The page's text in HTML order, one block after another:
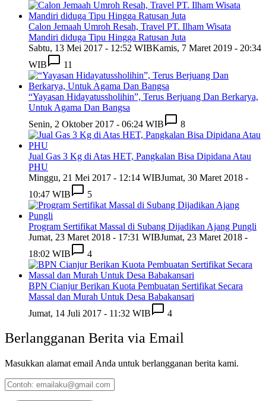
Calon Jemaah Umroh Resah, Travel PT. Ilham Wisata
Mandiri diduga Tipu Hingga Ratusan Juta
Sabtu, 13 Mei 2017 - 12:52 WIBKamis, 7 Maret 2019 - 20:34
WIB
11
“Yayasan Hidayatussholihin”, Terus Berjuang Dan Berkarya,
Untuk Agama Dan Bangsa
Senin, 2 Oktober 2017 - 06:24 WIB
8
Jual Gas 3 Kg di Atas HET, Pangkalan Bisa Dipidana Atau
PHU
Minggu, 21 Mei 2017 - 12:14 WIBJumat, 30 Maret 2018 -
10:47 WIB
5
Program Sertifikat Massal di Subang Dijadikan Ajang Pungli
Jumat, 23 Maret 2018 - 17:31 WIBJumat, 23 Maret 2018 -
18:02 WIB
4
BPN Cianjur Berikan Kuota Pembuatan Sertifikat Secara
Massal dan Murah Untuk Desa Babakansari
Jumat, 14 Juli 2017 - 11:32 WIB
4
Berlangganan Berita via Email
Masukkan alamat email Anda untuk berlangganan berita kami.
Contoh:
emailaku@gmail.com